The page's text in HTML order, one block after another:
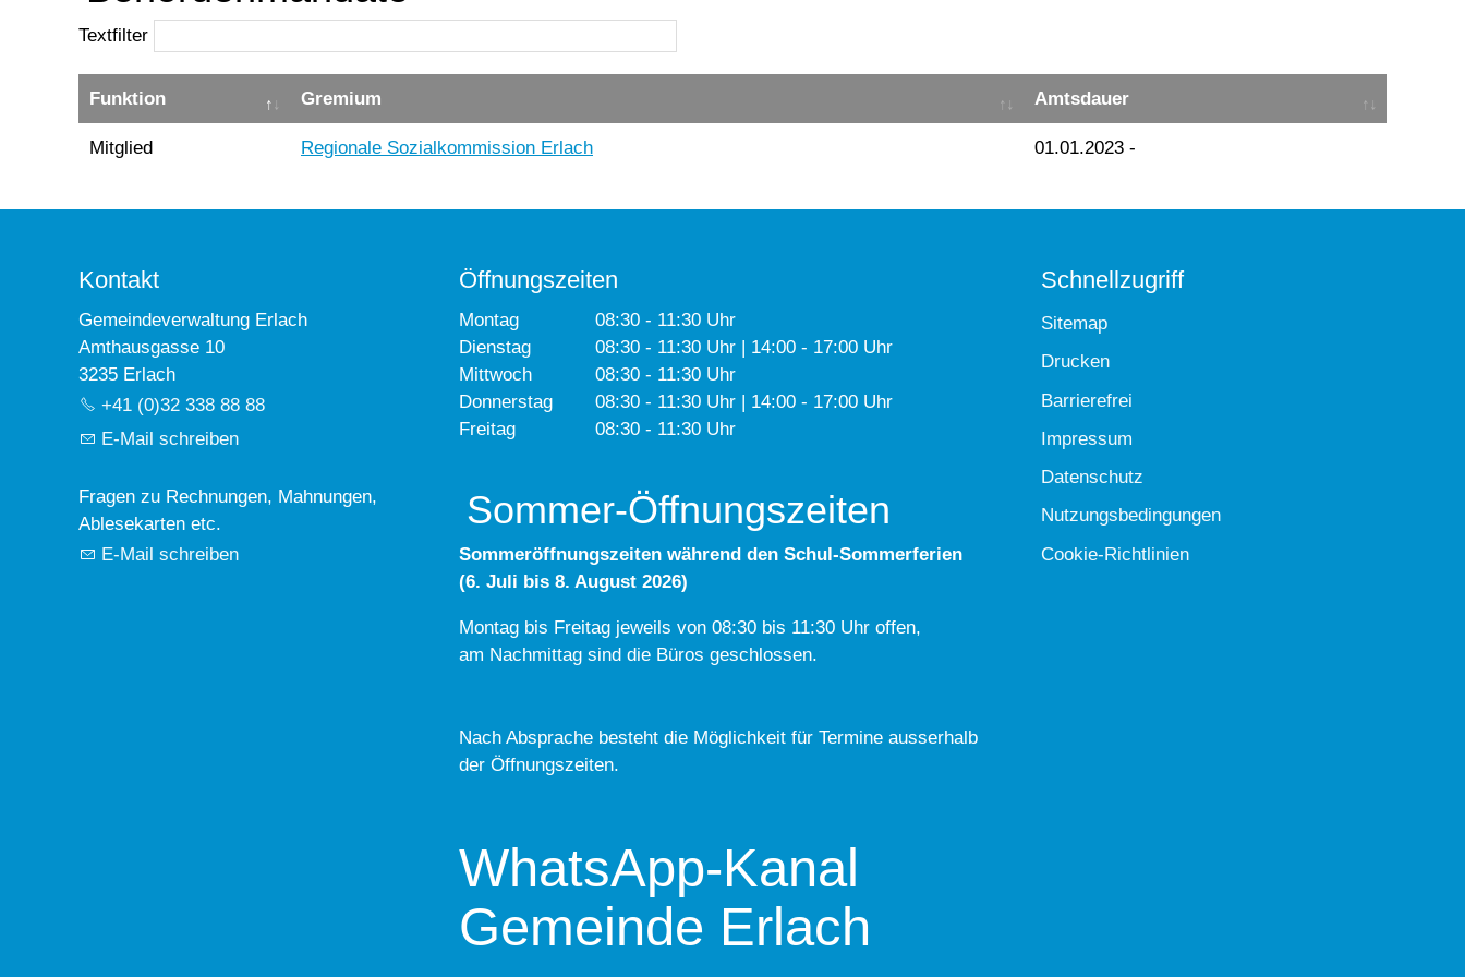
Textfilter
Funktion Gremium Amtsdauer
Mitglied Regionale Sozialkommission Erlach 01.01.2023 -
Kontakt
Gemeindeverwaltung Erlach
Amthausgasse 10
3235 Erlach
+41 (0)32 338 88 88
E-Mail schreiben
Fragen zu Rechnungen, Mahnungen,
Ablesekarten etc.
E-Mail schreiben
Öffnungszeiten
Montag
Dienstag
Mittwoch
Donnerstag
Freitag
08:30 - 11:30 Uhr
08:30 - 11:30 Uhr | 14:00 - 17:00 Uhr
08:30 - 11:30 Uhr
08:30 - 11:30 Uhr | 14:00 - 17:00 Uhr
08:30 - 11:30 Uhr
Sommer-Öffnungszeiten
Sommeröffnungszeiten während den Schul-Sommerferien
(6. Juli bis 8. August 2026)
Montag bis Freitag jeweils von 08:30 bis 11:30 Uhr offen,
am Nachmittag sind die Büros geschlossen.
Nach Absprache besteht die Möglichkeit für Termine ausserhalb
der Öffnungszeiten.
WhatsApp-Kanal
Gemeinde Erlach
Schnellzugriff
Sitemap
Drucken
Barrierefrei
Impressum
Datenschutz
Nutzungsbedingungen
Cookie-Richtlinien